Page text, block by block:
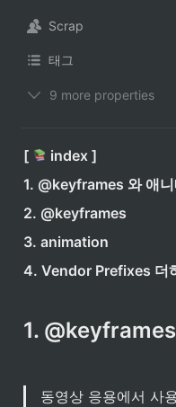
Scrap
태그
9 more properties
[
index ]
1. @keyframes 와 애
2. @keyframes
3. animation
4. Vendor Prefixes 더
1.
동영상 응용에서 사